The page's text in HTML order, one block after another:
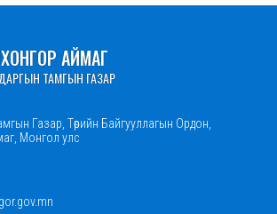
АЙМАГ
ТАМГЫН ГАЗАР
Газар, Төрийн Байгууллагын Ордон,
Монгол улс